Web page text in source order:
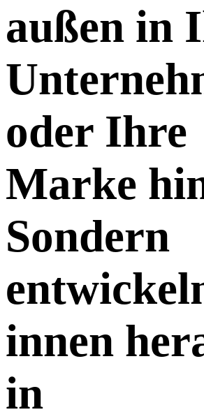
außen in
oder Ihre
Marke
Sondern
innen
in